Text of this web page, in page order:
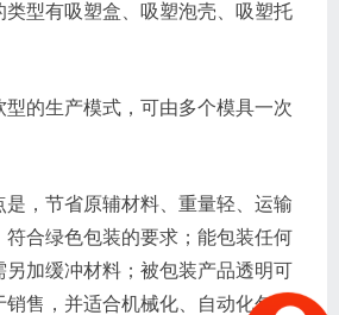
类型有吸塑盒、吸塑泡壳、吸塑托
型的生产模式，可由多个模具一次
是，节省原辅材料、重量轻、运输
符合绿色包装的要求；能包装任何
另加缓冲材料；被包装产品透明可
销售，并适合机械化、自动化包